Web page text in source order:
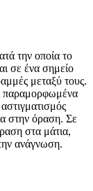
την οποία το
σε ένα σημείο
μεταξύ τους.
παραμορφωμένα
στην όραση. Σε
στα μάτια,
ανάγνωση.